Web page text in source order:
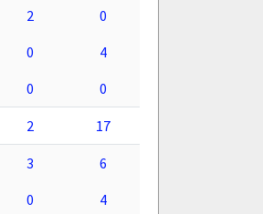
2
0
0
4
0 0
2 17
3
6
0 4